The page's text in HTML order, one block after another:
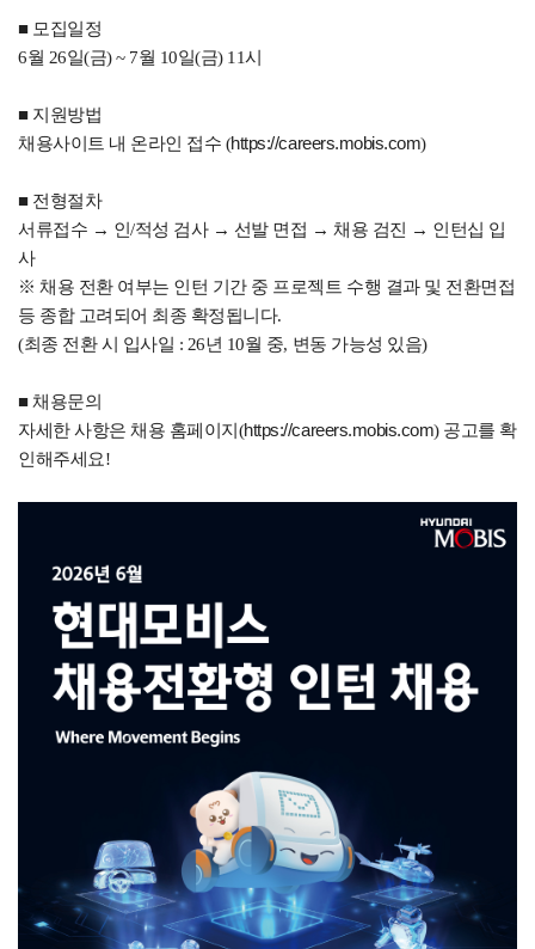
■ 모집일정
6월 26일(금) ~ 7월 10일(금) 11시
■ 지원방법
채용사이트 내 온라인 접수 (https://careers.mobis.com)
■ 전형절차
서류접수 → 인/적성 검사 → 선발 면접 → 채용 검진 → 인턴십 입
사
※ 채용 전환 여부는 인턴 기간 중 프로젝트 수행 결과 및 전환면접
등 종합 고려되어 최종 확정됩니다.
(최종 전환 시 입사일 : 26년 10월 중, 변동 가능성 있음)
■ 채용문의
자세한 사항은 채용 홈페이지(https://careers.mobis.com) 공고를 확
인해주세요!